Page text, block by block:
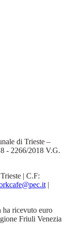
di Trieste –
- 2266/2018 V.G.
| C.F:
|
ha ricevuto euro
Friuli Venezia